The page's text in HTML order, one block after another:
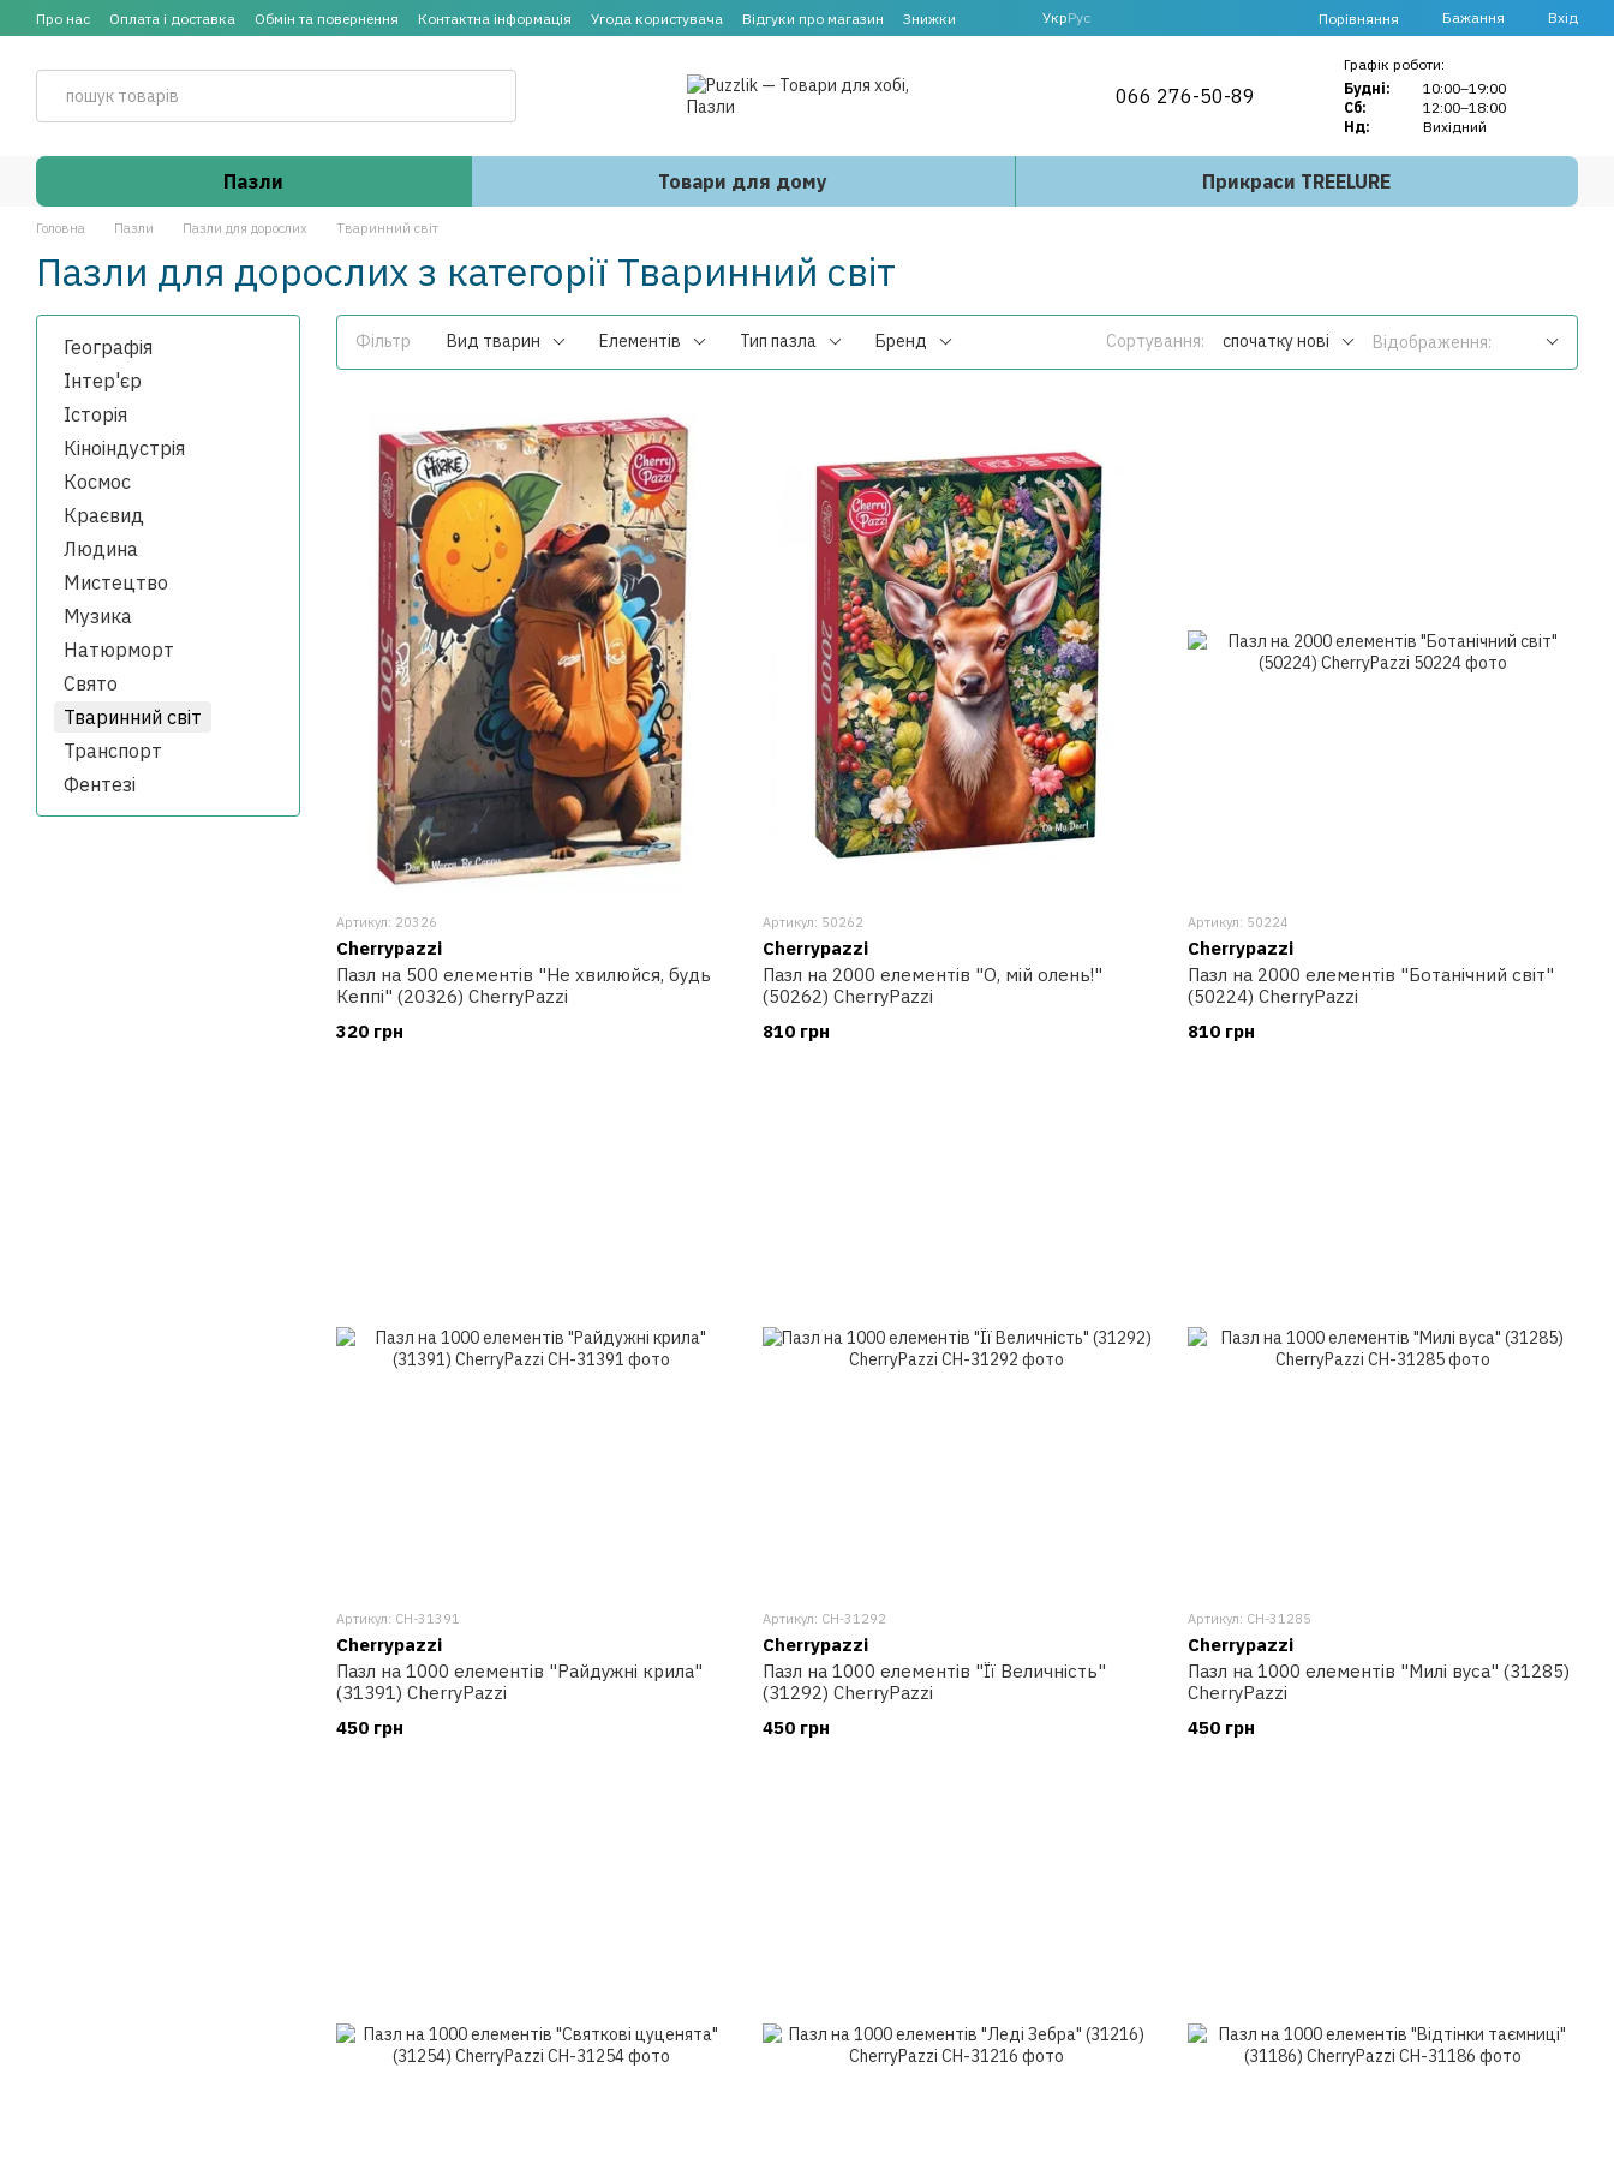
Перейти до основного контенту
Про нас Оплата і доставка Обмін та повернення Контактна інформація Угода користувача Відгуки про магазин Знижки УкрРус Порівняння Бажання Вхід
066 276-50-89
Графік роботи:
Будні:
10:00–19:00
Сб:
12:00–18:00
Нд:
Вихідний
Пазли Товари для дому Прикраси TREELURE
Головна Пазли Пазли для дорослих Тваринний світ
Пазли для дорослих з категорії Тваринний світ
Фільтр Вид тварин Елементів Тип пазла Бренд Сортування: спочатку нові Відображення:
Артикул: 20326
Cherrypazzi
Пазл на 500 елементів "Не хвилюйся, будь
Кеппі" (20326) CherryPazzi
320 грн
Артикул: 50262
Cherrypazzi
Пазл на 2000 елементів "О, мій олень!"
(50262) CherryPazzi
810 грн
Артикул: 50224
Cherrypazzi
Пазл на 2000 елементів "Ботанічний світ"
(50224) CherryPazzi
810 грн
Артикул: CH-31391
Cherrypazzi
Пазл на 1000 елементів "Райдужні крила"
(31391) CherryPazzi
450 грн
Артикул: CH-31292
Cherrypazzi
Пазл на 1000 елементів "Її Величність"
(31292) CherryPazzi
450 грн
Артикул: CH-31285
Cherrypazzi
Пазл на 1000 елементів "Милі вуса" (31285)
CherryPazzi
450 грн
Географія
Інтер'єр
Історія
Кіноіндустрія
Космос
Краєвид
Людина
Мистецтво
Музика
Натюрморт
Свято
Тваринний світ
Транспорт
Фентезі